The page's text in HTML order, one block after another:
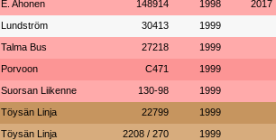
E. Ahonen 148914 1998 2017
Lundström 30413 1999
Talma Bus 27218 1999
Porvoon C471 1999
Suorsan Liikenne 130-98 1999
Töysän Linja 22799 1999
Töysän Linja 2208 / 270 1999